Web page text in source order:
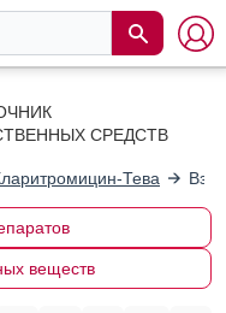
СРЕДСТВ
Тева
веществ